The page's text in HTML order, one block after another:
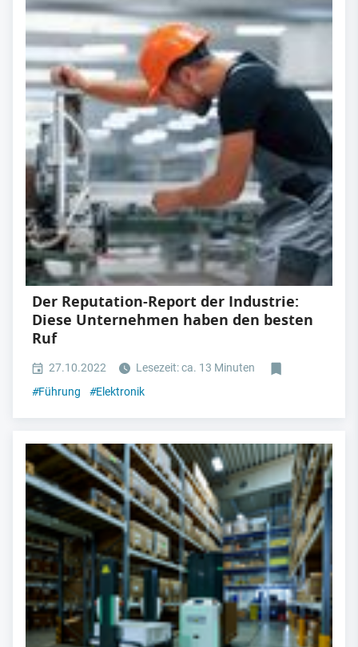
Der Reputation-Report der Industrie:
Diese Unternehmen haben den besten
Ruf
27.10.2022
Lesezeit: ca. 13 Minuten
#Führung #Elektronik